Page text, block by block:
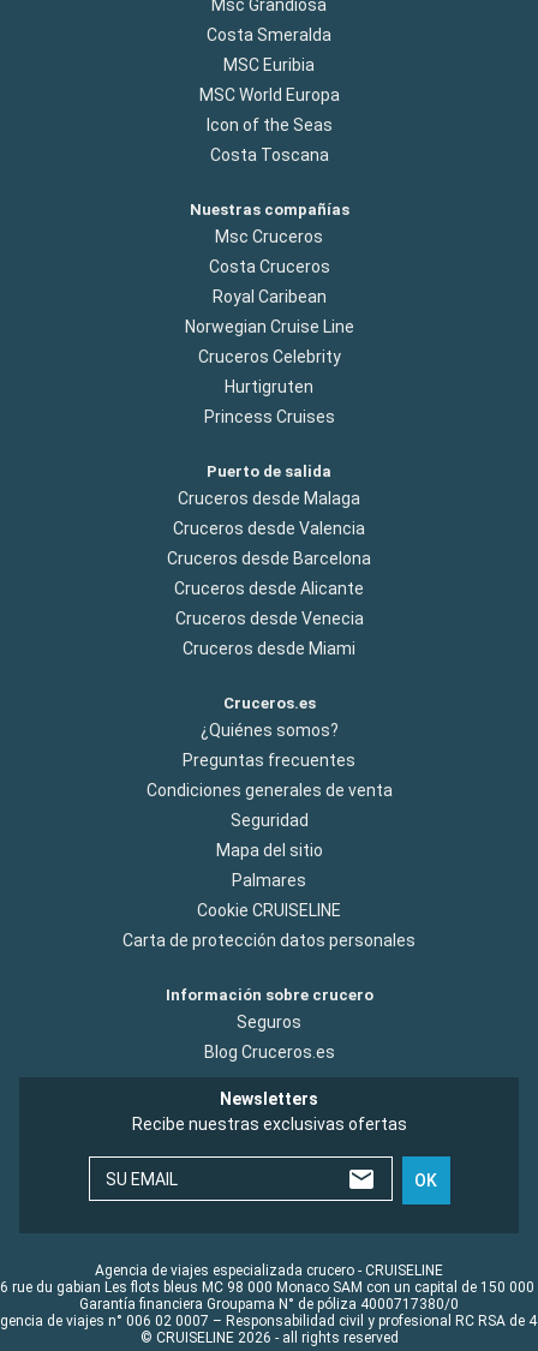
Msc Grandiosa
Costa Smeralda
MSC Euribia
MSC World Europa
Icon of the Seas
Costa Toscana
Nuestras compañías
Msc Cruceros
Costa Cruceros
Royal Caribean
Norwegian Cruise Line
Cruceros Celebrity
Hurtigruten
Princess Cruises
Puerto de salida
Cruceros desde Malaga
Cruceros desde Valencia
Cruceros desde Barcelona
Cruceros desde Alicante
Cruceros desde Venecia
Cruceros desde Miami
Cruceros.es
¿Quiénes somos?
Preguntas frecuentes
Condiciones generales de venta
Seguridad
Mapa del sitio
Palmares
Cookie CRUISELINE
Carta de protección datos personales
Información sobre crucero
Seguros
Blog Cruceros.es
Newsletters
Recibe nuestras exclusivas ofertas
SU EMAIL OK
Agencia de viajes especializada crucero - CRUISELINE
rue du gabian Les flots bleus MC 98 000 Monaco SAM con un capital de 150 000
Garantía financiera Groupama N° de póliza 4000717380/0
de viajes n° 006 02 0007 – Responsabilidad civil y profesional RC RSA de
© CRUISELINE 2026 - all rights reserved